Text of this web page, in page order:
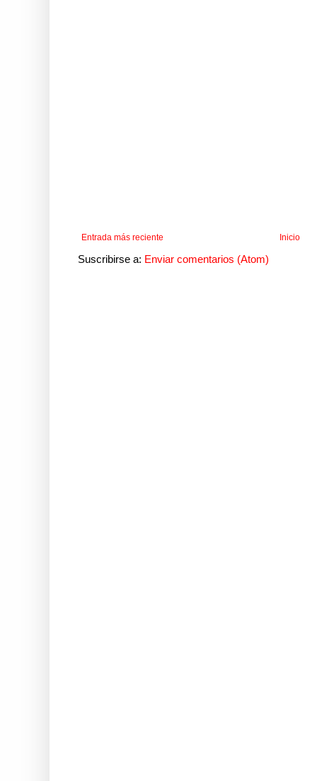
Entrada más reciente Inicio
Suscribirse a: Enviar comentarios (Atom)